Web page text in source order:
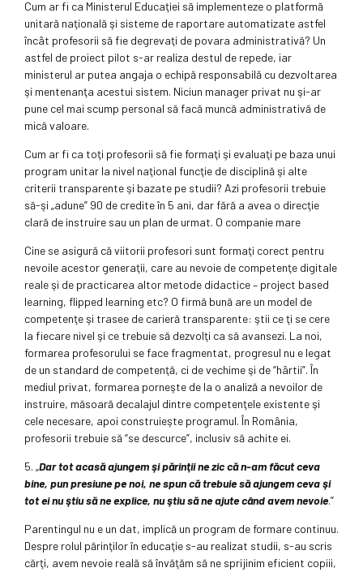
Cum ar fi ca Ministerul Educaţiei să implementeze o platformă
unitară naţională şi sisteme de raportare automatizate astfel
încât profesorii să fie degrevaţi de povara administrativă? Un
astfel de proiect pilot s-ar realiza destul de repede, iar
ministerul ar putea angaja o echipă responsabilă cu dezvoltarea
şi mentenanţa acestui sistem. Niciun manager privat nu şi-ar
pune cel mai scump personal să facă muncă administrativă de
mică valoare.
Cum ar fi ca toţi profesorii să fie formaţi şi evaluaţi pe baza unui
program unitar la nivel naţional funcţie de disciplină şi alte
criterii transparente şi bazate pe studii? Azi profesorii trebuie
să-şi „adune” 90 de credite în 5 ani, dar fără a avea o direcţie
clară de instruire sau un plan de urmat. O companie mare
Cine se asigură că viitorii profesori sunt formaţi corect pentru
nevoile acestor generaţii, care au nevoie de competenţe digitale
reale şi de practicarea altor metode didactice – project based
learning, flipped learning etc? O firmă bună are un model de
competenţe şi trasee de carieră transparente: ştii ce ţi se cere
la fiecare nivel şi ce trebuie să dezvolţi ca să avansezi. La noi,
formarea profesorului se face fragmentat, progresul nu e legat
de un standard de competenţă, ci de vechime şi de “hârtii”. În
mediul privat, formarea porneşte de la o analiză a nevoilor de
instruire, măsoară decalajul dintre competenţele existente şi
cele necesare, apoi construieşte programul. În România,
profesorii trebuie să “se descurce”, inclusiv să achite ei.
5. „Dar tot acasă ajungem şi părinţii ne zic că n-am făcut ceva
bine, pun presiune pe noi, ne spun că trebuie să ajungem ceva şi
tot ei nu ştiu să ne explice, nu ştiu să ne ajute când avem nevoie.”
Parentingul nu e un dat, implică un program de formare continuu.
Despre rolul părinţilor în educaţie s-au realizat studii, s-au scris
cărţi, avem nevoie reală să învăţăm să ne sprijinim eficient copiii,